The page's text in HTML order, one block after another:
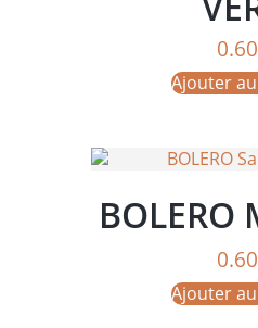
0.60
Ajouter
BOLERO
0.60
Ajouter